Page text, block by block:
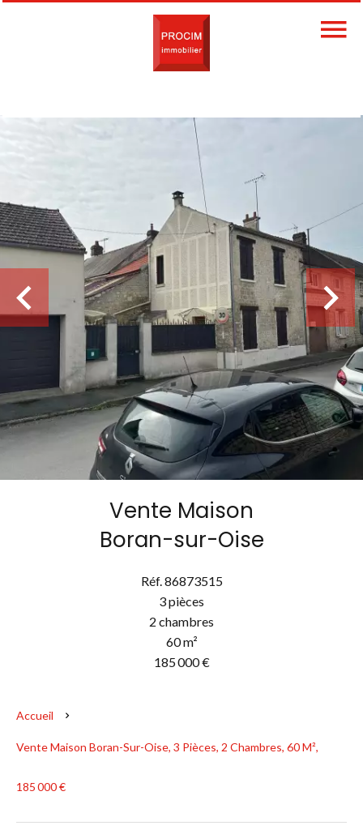
Vente Maison
Boran-sur-Oise
Réf. 86873515
3 pièces
2 chambres
60 m²
185 000 €
Accueil
Vente Maison Boran-Sur-Oise, 3 Pièces, 2 Chambres, 60 M²,
185 000 €